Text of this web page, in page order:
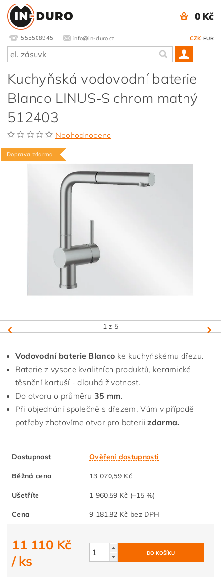
555508945 info@in-duro.cz CZK EUR
0 Kč
Kuchyňská vodovodní baterie
Blanco LINUS-S chrom matný
512403
Neohodnoceno
Doprava zdarma
1 z 5
Vodovodní baterie Blanco ke kuchyňskému dřezu.
Baterie z vysoce kvalitních produktů, keramické
těsnění kartuší - dlouhá životnost.
Do otvoru o průměru35 mm.
Při objednání společně s dřezem, Vám v případě
potřeby zhotovíme otvor pro bateriizdarma.
Dostupnost Ověření dostupnosti
Běžná cena 13 070,59 Kč
Ušetříte 1 960,59 Kč (–15 %)
Cena 9 181,82 Kč bez DPH
11 110 Kč
/ ks